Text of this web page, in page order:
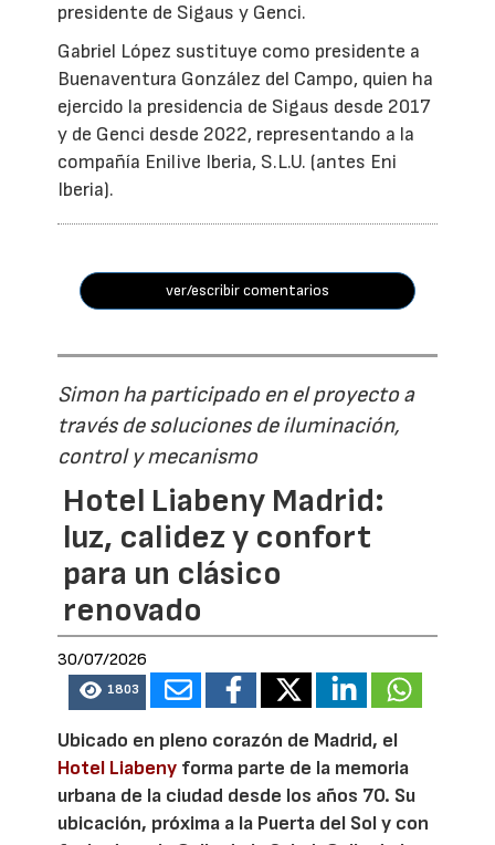
presidente de Sigaus y Genci.
Gabriel López sustituye como presidente a
Buenaventura González del Campo, quien ha
ejercido la presidencia de Sigaus desde 2017
y de Genci desde 2022, representando a la
compañía Enilive Iberia, S.L.U. (antes Eni
Iberia).
ver/escribir comentarios
Simon ha participado en el proyecto a
través de soluciones de iluminación,
control y mecanismo
Hotel Liabeny Madrid:
luz, calidez y confort
para un clásico
renovado
30/07/2026
1803
Ubicado en pleno corazón de Madrid, el
Hotel Liabeny forma parte de la memoria
urbana de la ciudad desde los años 70. Su
ubicación, próxima a la Puerta del Sol y con